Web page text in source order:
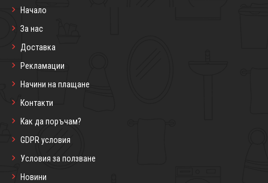
Начало
За нас
Доставка
Рекламации
Начини на плащане
Контакти
Как да поръчам?
GDPR условия
Условия за ползване
Новини